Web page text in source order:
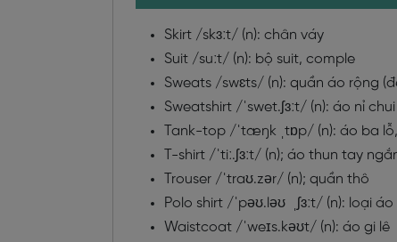
Skirt /skɜːt/ (n): chân váy
Suit /suːt/ (n): bộ suit, comple
Sweats /swɛts/ (n): quần áo rộng
Sweatshirt /ˈswet.ʃɜːt/ (n): áo nỉ
Tank-top /ˈtæŋk ˌtɒp/ (n): áo ba
T-shirt /ˈtiː.ʃɜːt/ (n); áo thun tay
Trouser /ˈtraʊ.zər/ (n); quần thô
Polo shirt /ˈpəʊ.ləʊ ˌʃɜːt/ (n): loại
Waistcoat /ˈweɪs.kəʊt/ (n): áo gi lê